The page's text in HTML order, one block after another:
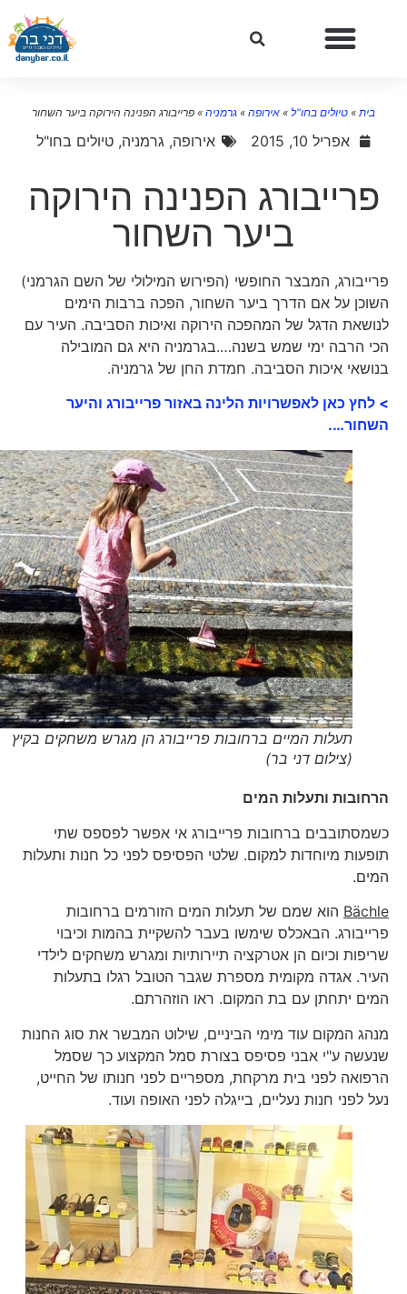
»טיולים בחו"ל»אירופה»גרמניה»פרייבורג הפנינה הירוקה ביער השחור
אפריל 10, 2015 אירופה,גרמניה,טיולים בחו"ל
פרייבורג הפנינה הירוקה
ביער השחור
פרייבורג, המבצר החופשי (הפירוש המילולי של השם הגרמני)
השוכן על אם הדרך ביער השחור, הפכה ברבות הימים
לנושאת הדגל של המהפכה הירוקה ואיכות הסביבה. העיר עם
הכי הרבה ימי שמש בשנה….בגרמניה היא גם המובילה
בנושאי איכות הסביבה. חמדת החן של גרמניה.
> לחץ כאן לאפשרויות הלינה באזור פרייבורג והיער
השחור….
תעלות המיים ברחובות פרייבורג הן מגרש משחקים בקיץ
(צילום דני בר)
הרחובות ותעלות המים
כשמסתובבים ברחובות פרייבורג אי אפשר לפספס שתי
תופעות מיוחדות למקום. שלטי הפסיפס לפני כל חנות ותעלות
המים.
Bächleהוא שמם של תעלות המים הזורמים ברחובות
פרייבורג. הבאכלס שימשו בעבר להשקיית בהמות וכיבוי
שריפות וכיום הן אטרקציה תיירותיות ומגרש משחקים לילדי
העיר. אגדה מקומית מספרת שגבר הטובל רגלו בתעלות
המים יתחתן עם בת המקום. ראו הוזהרתם.
מנהג המקום עוד מימי הביניים, שילוט המבשר את סוג החנות
שנעשה ע"י אבני פסיפס בצורת סמל המקצוע כך שסמל
הרפואה לפני בית מרקחת, מספריים לפני חנותו של החייט,
נעל לפני חנות נעליים, בייגלה לפני האופה ועוד.